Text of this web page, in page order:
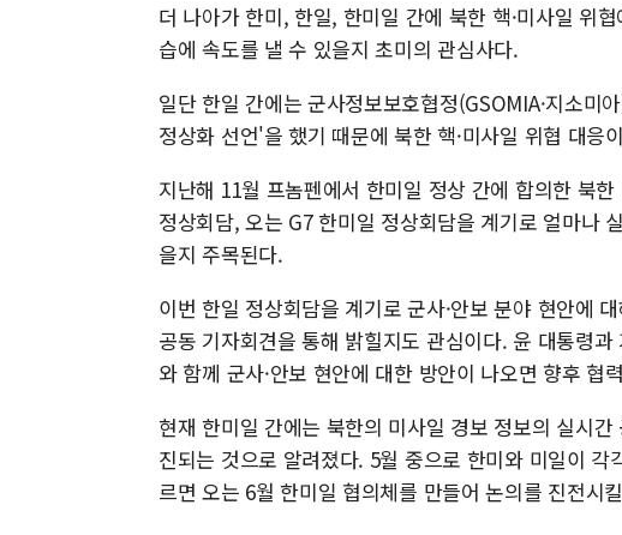
더 나아가 한미, 한일, 한미일 간에 북한 핵·미사일 위
습에 속도를 낼 수 있을지 초미의 관심사다.
일단 한일 간에는 군사정보보호협정(GSOMIA·지소미
정상화 선언'을 했기 때문에 북한 핵·미사일 위협 대응
지난해 11월 프놈펜에서 한미일 정상 간에 합의한 북
정상회담, 오는 G7 한미일 정상회담을 계기로 얼마나
을지 주목된다.
이번 한일 정상회담을 계기로 군사·안보 분야 현안에
공동 기자회견을 통해 밝힐지도 관심이다. 윤 대통령
와 함께 군사·안보 현안에 대한 방안이 나오면 향후 협
현재 한미일 간에는 북한의 미사일 경보 정보의 실시
진되는 것으로 알려졌다. 5월 중으로 한미와 미일이
르면 오는 6월 한미일 협의체를 만들어 논의를 진전시